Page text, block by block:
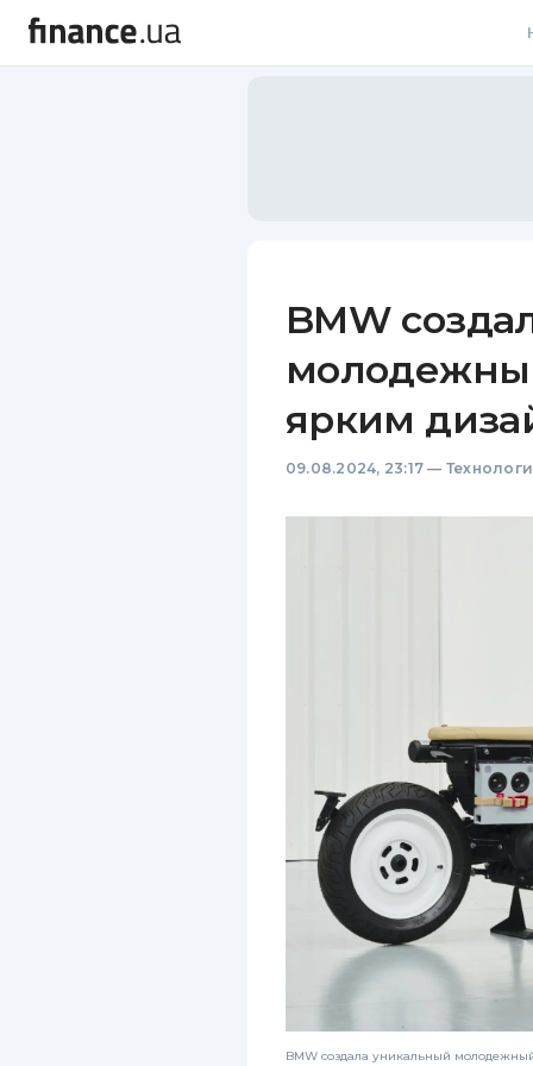
BMW
ярким
09.08.2024, 23:17 —
BMW создала уникальный